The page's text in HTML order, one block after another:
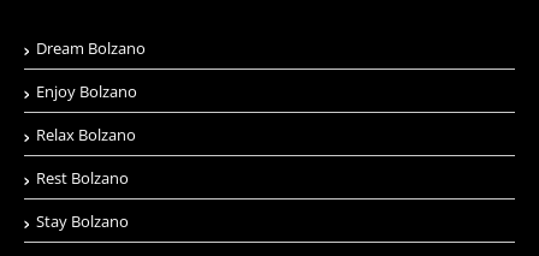
Dream Bolzano
Enjoy Bolzano
Relax Bolzano
Rest Bolzano
Stay Bolzano